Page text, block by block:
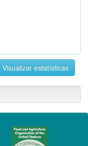
Visualizar estatísticas